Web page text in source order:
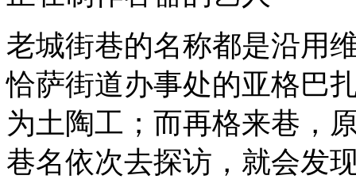
老城街巷的名称都是沿用
恰萨街道办事处的亚格巴
为土陶工；而再格来巷，
巷名依次去探访，就会发